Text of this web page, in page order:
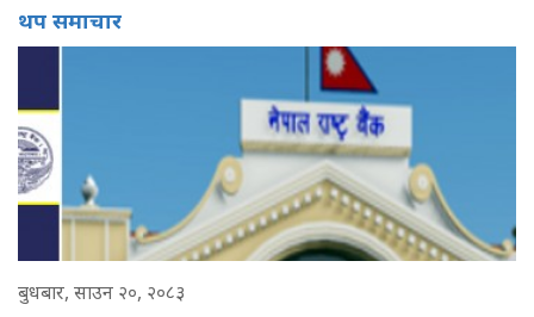
थप समाचार
बुधबार, साउन २०, २०८३